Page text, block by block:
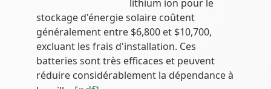
lithium ion pour le
stockage d'énergie solaire coûtent
généralement entre $6,800 et $10,700,
excluant les frais d'installation. Ces
batteries sont très efficaces et peuvent
réduire considérablement la dépendance à